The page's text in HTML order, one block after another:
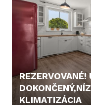
KLIMATIZÁCIA